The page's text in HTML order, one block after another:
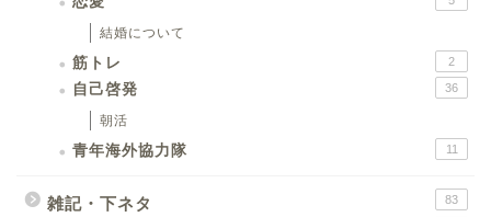
結婚について
筋トレ 2
自己啓発 36
朝活
青年海外協力隊 11
雑記・下ネタ 83